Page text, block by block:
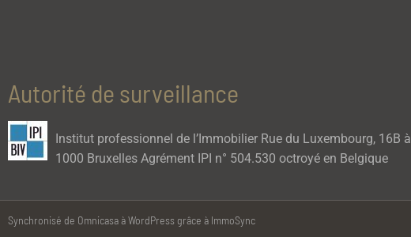
Autorité de surveillance
Institut professionnel de l’Immobilier Rue du Luxembourg, 16B à
1000 Bruxelles Agrément IPI n° 504.530 octroyé en Belgique
Synchronisé de Omnicasa à WordPress grâce à ImmoSync